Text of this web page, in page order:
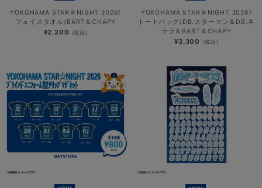
YOKOHAMA STAR☆NIGHT 2026/
フェイスタオル/BART＆CHAPY
¥2,200 (税込)
YOKOHAMA STAR☆NIGHT 2026/
トートバッグ/DB.スターマン＆DB.キ
ララ＆BART＆CHAPY
¥3,300 (税込)